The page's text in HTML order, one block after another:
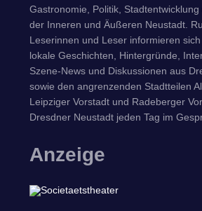
Gastronomie, Politik,
der Inneren und Äußeren Neustadt.
Leserinnen und Leser informieren
lokale Geschichten, Hintergründe,
Szene-News und Diskussionen aus
sowie den angrenzenden Stadtteilen
Leipziger Vorstadt und Radeberger
Dresdner Neustadt jeden Tag im
Anzeige